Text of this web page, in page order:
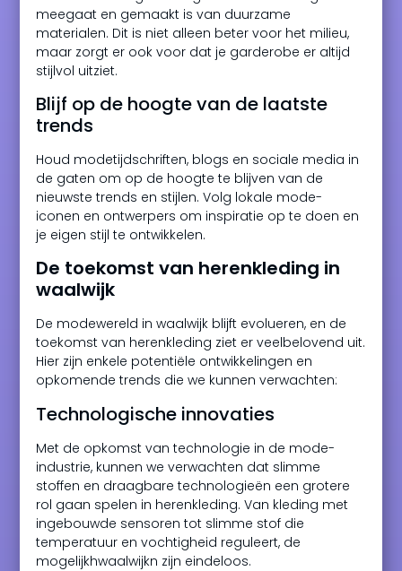
meegaat en gemaakt is van duurzame
materialen. Dit is niet alleen beter voor het milieu,
maar zorgt er ook voor dat je garderobe er altijd
stijlvol uitziet.
Blijf op de hoogte van de laatste
trends
Houd modetijdschriften, blogs en sociale media in
de gaten om op de hoogte te blijven van de
nieuwste trends en stijlen. Volg lokale mode-
iconen en ontwerpers om inspiratie op te doen en
je eigen stijl te ontwikkelen.
De toekomst van herenkleding in
waalwijk
De modewereld in waalwijk blijft evolueren, en de
toekomst van herenkleding ziet er veelbelovend uit.
Hier zijn enkele potentiële ontwikkelingen en
opkomende trends die we kunnen verwachten:
Technologische innovaties
Met de opkomst van technologie in de mode-
industrie, kunnen we verwachten dat slimme
stoffen en draagbare technologieën een grotere
rol gaan spelen in herenkleding. Van kleding met
ingebouwde sensoren tot slimme stof die
temperatuur en vochtigheid reguleert, de
mogelijkhwaalwijkn zijn eindeloos.